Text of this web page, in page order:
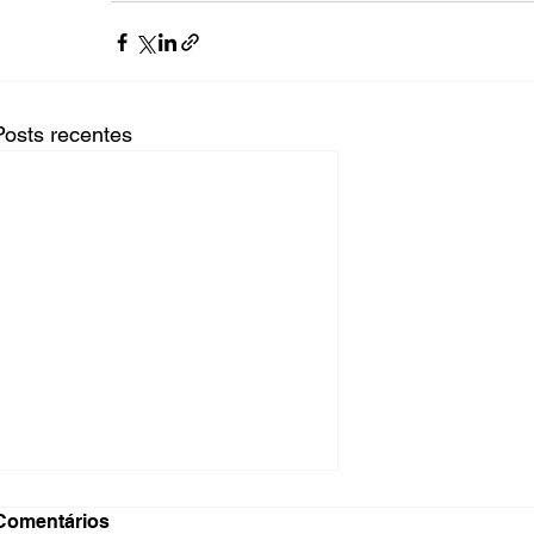
recentes